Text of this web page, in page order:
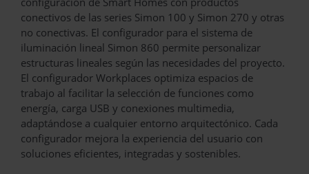
conectivos de las series Simon 100 y Simon 270 y otras
no conectivas. El configurador para el sistema de
iluminación lineal Simon 860 permite personalizar
estructuras lineales según las necesidades del proyecto.
El configurador Workplaces optimiza espacios de
trabajo al facilitar la selección de funciones como
energía, carga USB y conexiones multimedia,
adaptándose a cualquier entorno arquitectónico. Cada
configurador mejora la experiencia del usuario con
soluciones eficientes, integradas y sostenibles.